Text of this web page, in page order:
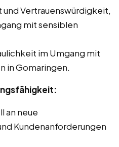
und Vertrauenswürdigkeit,
mit sensiblen
im Umgang mit
in Gomaringen.
an neue
Kundenanforderungen